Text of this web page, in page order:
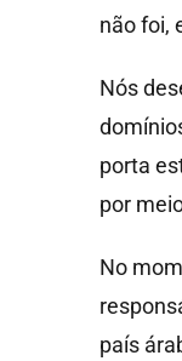
não foi,
Nós
porta
por
No
país